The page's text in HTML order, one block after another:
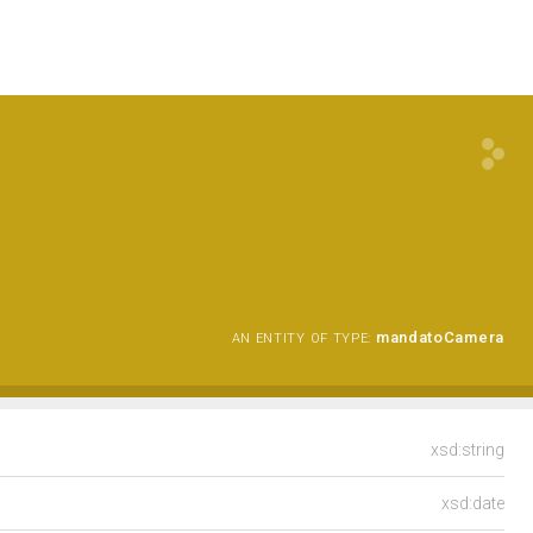
AN ENTITY OF TYPE: mandatoCamera
xsd:string
xsd:date